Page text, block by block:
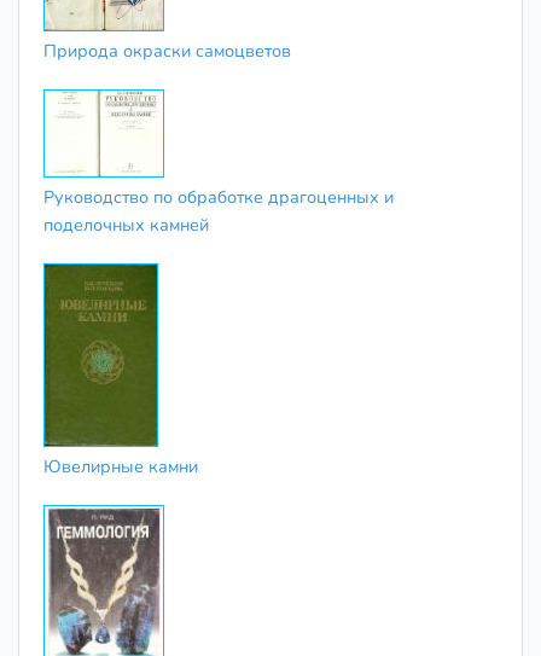
Природа окраски самоцветов
Руководство по обработке драгоценных и
поделочных камней
Ювелирные камни